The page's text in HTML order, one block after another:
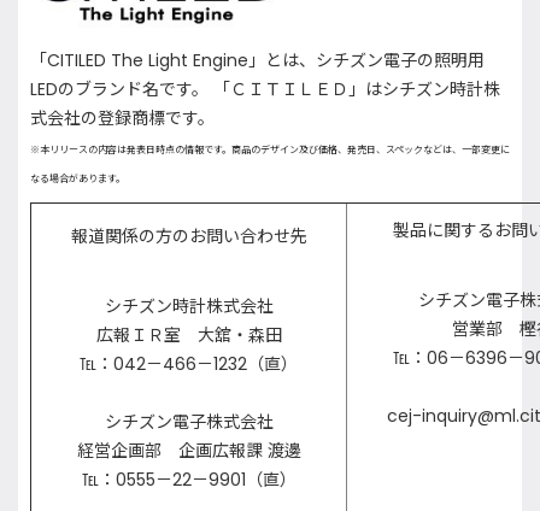
「CITILED The Light Engine」とは、シチズン電子の照明用
LEDのブランド名です。 「ＣＩＴＩＬＥＤ」はシチズン時計株
式会社の登録商標です。
※本リリースの内容は発表日時点の情報です。商品のデザイン及び価格、発売日、スペックなどは、一部変更に
なる場合があります。
報道関係の方のお問い合わせ先
シチズン時計株式会社
広報ＩＲ室 大舘・森田
℡：042－466－1232（直）
シチズン電子株式会社
経営企画部 企画広報課 渡邊
℡：0555－22－9901（直）
製品に関するお問
シチズン電子
営業部 樫
℡：06－6396－
cej-